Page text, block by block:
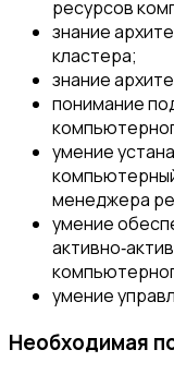
ресурсов
знание
кластера;
знание
понимание
умение
менеджера
умение
умение
Необходимая